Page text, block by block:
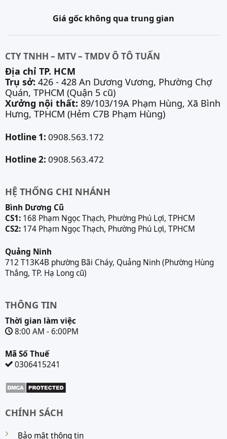
Giá gốc không qua trung gian
CTY TNHH – MTV – TMDV Ô TÔ TUẤN
Địa chỉ TP. HCM
Trụ sở: 426 - 428 An Dương Vương, Phường Chợ
Quán, TPHCM (Quận 5 cũ)
Xưởng nội thất: 89/103/19A Phạm Hùng, Xã Bình
Hưng, TPHCM (Hẻm C7B Phạm Hùng)
Hotline 1: 0908.563.172
Hotline 2: 0908.563.472
HỆ THỐNG CHI NHÁNH
Bình Dương Cũ
CS1:168 Phạm Ngọc Thạch, Phường Phú Lợi, TPHCM
CS2:174 Phạm Ngọc Thạch, Phường Phú Lợi, TPHCM
Quảng Ninh
712 T13K4B phường Bãi Cháy, Quảng Ninh (Phường Hùng
Thắng, TP. Hạ Long cũ)
THÔNG TIN
Thời gian làm việc
8:00 AM - 6:00PM
Mã Số Thuế
0306415241
CHÍNH SÁCH
Bảo mật thông tin